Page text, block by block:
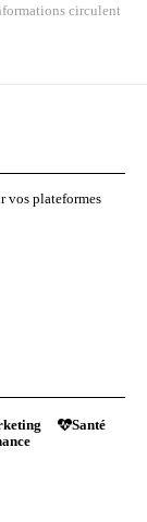
circulent
vos plateformes
Santé